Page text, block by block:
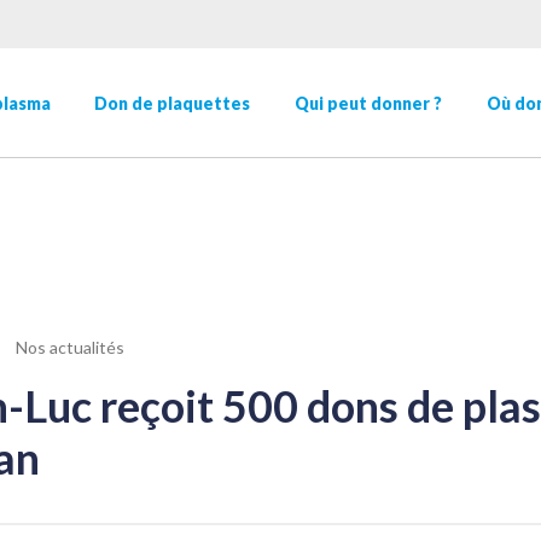
Don de plaquettes Qui peut donner ? Où
Nos actualités
Luc reçoit 500 dons de